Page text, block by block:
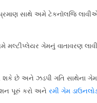
પ્રમાણ સાથે અમે ટેકનૉલજિ
ગેમનું વાતાવરણ
શકે છે અને ઝડપી ગતિ સાથેના
પૂરું કરો અને રમી ગેમ